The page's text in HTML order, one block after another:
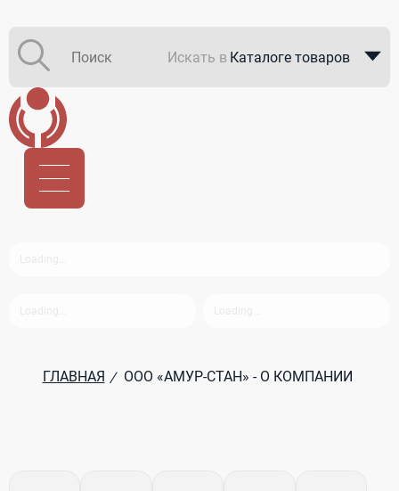
Искать в Каталоге товаров
ГЛАВНАЯ / ООО «АМУР-СТАН» - О КОМПАНИИ